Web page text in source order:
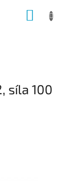
síla 100